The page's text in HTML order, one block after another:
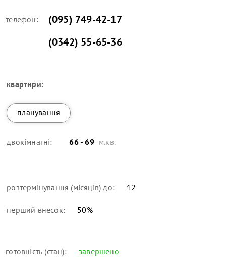
телефон:
(095) 749-42-17
(0342) 55-65-36
квартири:
планування
двокімнатні: 66 - 69 м.кв.
розтермінування (місяців) до: 12
перший внесок: 50%
готовність (стан): завершено